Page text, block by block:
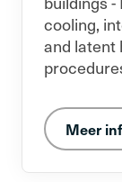
cooling,
and latent
Meer